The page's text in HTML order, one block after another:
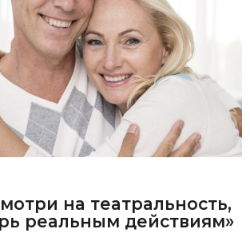
на театральность,
реальным действиям»